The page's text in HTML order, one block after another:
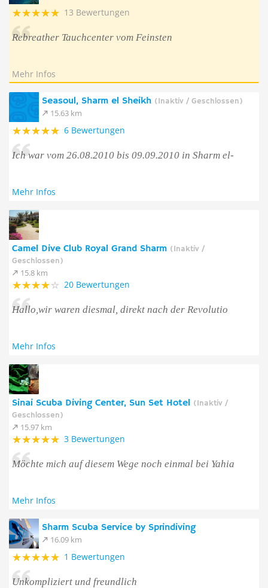
13 Bewertungen
Rebreather Tauchcenter vom Feinsten
Mehr Infos
Seasoul, Sharm el Sheikh (Inaktiv / Geschlossen)
15.63 km
6 Bewertungen
Ich war vom 26.08.2010 bis 09.09.2010 in Sharm el-
Mehr Infos
Camel Dive Club Royal Grand Sharm (Inaktiv /
Geschlossen)
15.8 km
20 Bewertungen
Hallo,wir waren diesmal, direkt nach der Revolutio
Mehr Infos
Sinai Scuba Diving Center, Sun Set Hotel (Inaktiv /
Geschlossen)
15.97 km
3 Bewertungen
Möchte mich auf diesem Wege noch einmal bei Yahia
Mehr Infos
Sharm Scuba Service by Sprindiving
16.09 km
1 Bewertungen
Unkompliziert und freundlich